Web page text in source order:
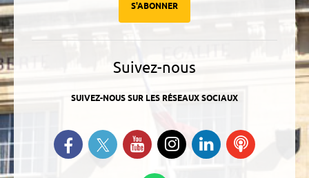
S'ABONNER
Suivez-nous
SUIVEZ-NOUS SUR LES RÉSEAUX SOCIAUX
Retrouvez-nous sur Facebook
Suivez-nous sur Twitter
Suivez-nous sur YouTube
Suivez-nous sur
Instagram
Retrouvez-
nous sur
Ecoutez